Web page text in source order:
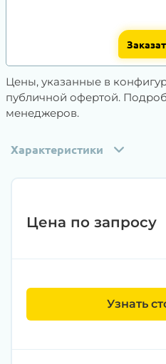
Цены, указанные в
публичной офертой.
менеджеров.
Характеристики
Цена по запросу
Узнать